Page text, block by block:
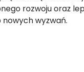
rozwoju oraz
wyzwań.